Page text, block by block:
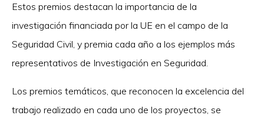
Estos premios destacan la importancia de la
investigación financiada por la UE en el campo de la
Seguridad Civil, y premia cada año a los ejemplos más
representativos de Investigación en Seguridad.
Los premios temáticos, que reconocen la excelencia del
trabajo realizado en cada uno de los proyectos, se